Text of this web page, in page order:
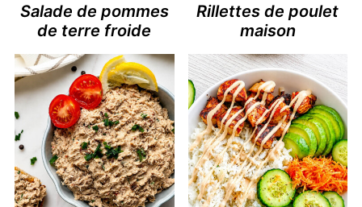
Salade de pommes
de terre froide
Rillettes de poulet
maison